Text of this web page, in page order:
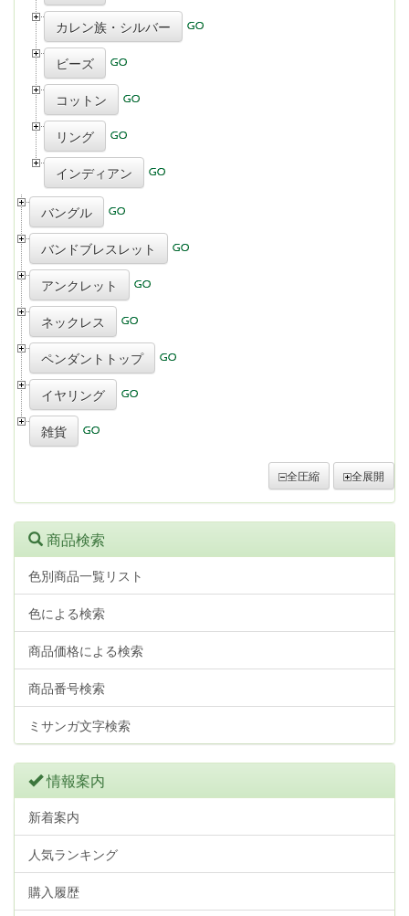
カレン族・シルバー
ビーズ
コットン
リング
インディアン
バングル
バンドブレスレット
アンクレット
ネックレス
ペンダントトップ
イヤリング
雑貨
全圧縮 全展開
商品検索
色別商品一覧リスト
色による検索
商品価格による検索
商品番号検索
ミサンガ文字検索
情報案内
新着案内
人気ランキング
購入履歴